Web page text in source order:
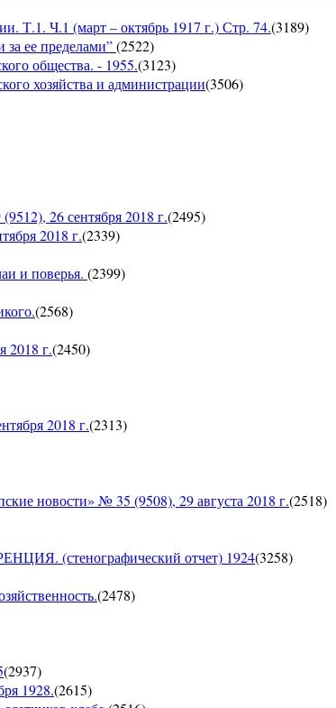
Т.1. Ч.1 (март – октябрь 1917 г.) Стр. 74.(3189)
ее пределами”(2522)
общества. - 1955.(3123)
хозяйства и администрации(3506)
26 сентября 2018 г.(2495)
2018 г.(2339)
и поверья. (2399)
(2568)
2018 г.(2450)
2018 г.(2313)
№ 35 (9508), 29 августа 2018 г.(2518)
(стенографический отчет) 1924(3258)
(2478)
(2937)
1928.(2615)